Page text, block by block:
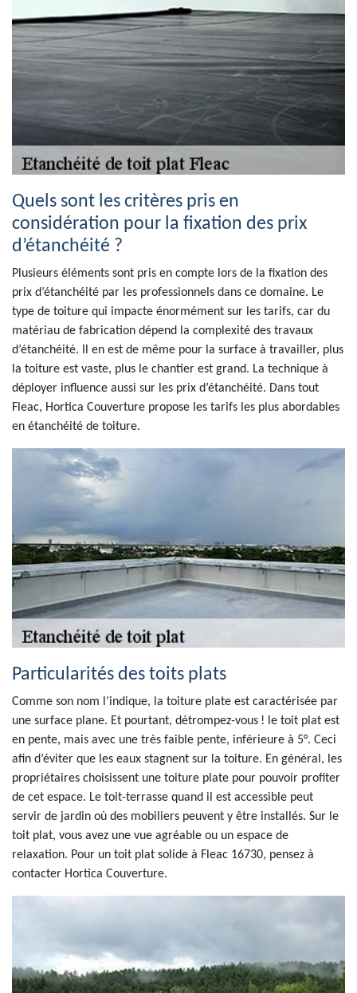
Quels sont les critères pris en
considération pour la fixation des prix
d’étanchéité ?
Plusieurs éléments sont pris en compte lors de la fixation des
prix d’étanchéité par les professionnels dans ce domaine. Le
type de toiture qui impacte énormément sur les tarifs, car du
matériau de fabrication dépend la complexité des travaux
d’étanchéité. Il en est de même pour la surface à travailler, plus
la toiture est vaste, plus le chantier est grand. La technique à
déployer influence aussi sur les prix d’étanchéité. Dans tout
Fleac, Hortica Couverture propose les tarifs les plus abordables
en étanchéité de toiture.
Particularités des toits plats
Comme son nom l’indique, la toiture plate est caractérisée par
une surface plane. Et pourtant, détrompez-vous ! le toit plat est
en pente, mais avec une très faible pente, inférieure à 5°. Ceci
afin d’éviter que les eaux stagnent sur la toiture. En général, les
propriétaires choisissent une toiture plate pour pouvoir profiter
de cet espace. Le toit-terrasse quand il est accessible peut
servir de jardin où des mobiliers peuvent y être installés. Sur le
toit plat, vous avez une vue agréable ou un espace de
relaxation. Pour un toit plat solide à Fleac 16730, pensez à
contacter Hortica Couverture.